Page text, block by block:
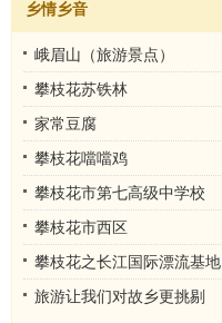
乡情乡音
峨眉山（旅游景点）
攀枝花苏铁林
家常豆腐
攀枝花噹噹鸡
攀枝花市第七高级中学校
攀枝花市西区
攀枝花之长江国际漂流基地
旅游让我们对故乡更挑剔